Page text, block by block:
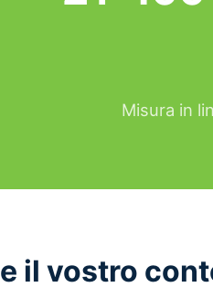
Misura in
il vostro